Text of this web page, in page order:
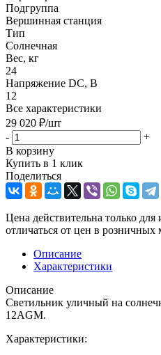
Подгруппа
Вершинная станция
Тип
Солнечная
Вес, кг
24
Напряжение DC, В
12
Все характеристики
29 020 ₽/шт
-
+
В корзину
Купить в 1 клик
Поделиться
Цена действительна только
отличаться от цен в розничных
Описание
Характеристики
Описание
Светильник уличный на
12AGM.
Характеристики: